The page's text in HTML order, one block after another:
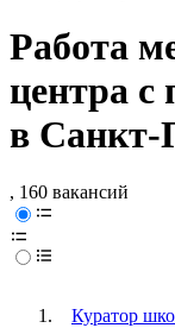
Работа
центра с
в Санкт-
, 160 вакансий
Куратор